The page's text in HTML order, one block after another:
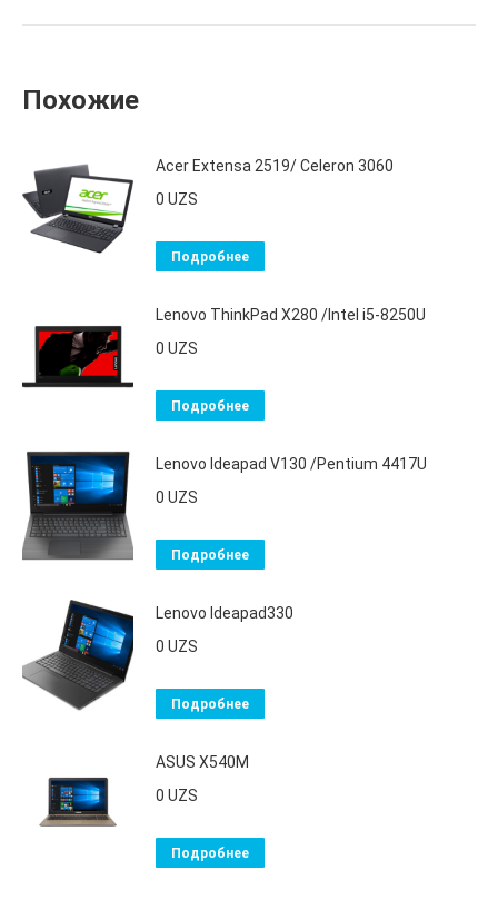
Похожие
Acer Extensa 2519/ Celeron 3060
0 UZS
Подробнее
Lenovo ThinkPad X280 /Intel i5-8250U
0 UZS
Подробнее
Lenovo Ideapad V130 /Pentium 4417U
0 UZS
Подробнее
Lenovo Ideapad330
0 UZS
Подробнее
ASUS X540M
0 UZS
Подробнее